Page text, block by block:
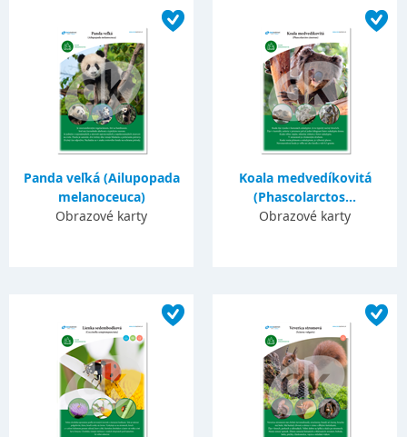
Panda veľká (Ailupopada
melanoceuca)
Obrazové karty
Koala medvedíkovitá
(Phascolarctos...
Obrazové karty